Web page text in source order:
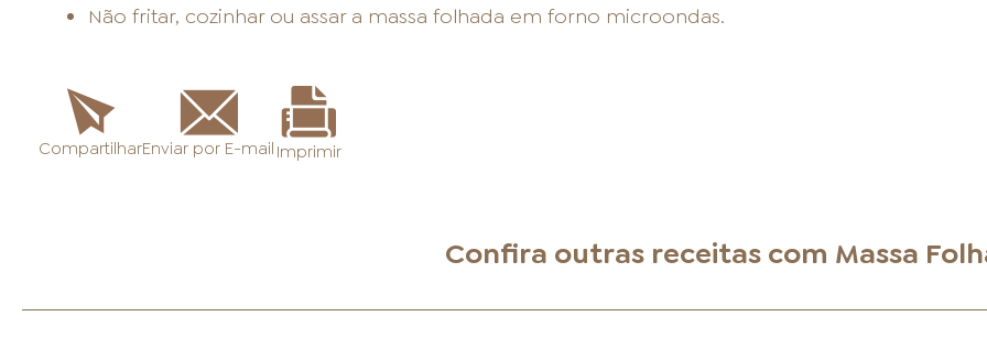
Não fritar, cozinhar ou assar a massa folhada em forno microondas.
CompartilharEnviar por E-mail Imprimir
Confira outras receitas com Massa